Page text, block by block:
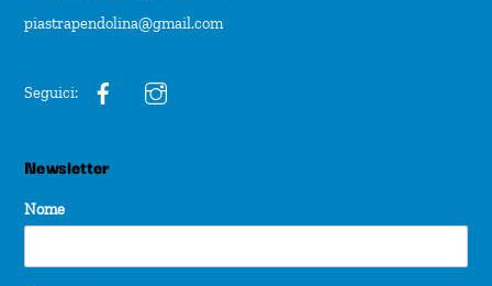
piastrapendolina@gmail.com
Seguici:
Newsletter
Nome